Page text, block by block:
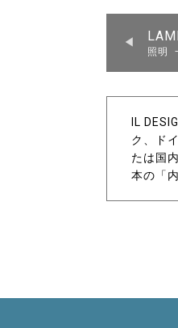
照明
IL
ク、ド
たは国
本の「